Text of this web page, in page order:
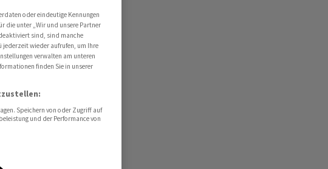
oder eindeutige Kennungen
die unter „Wir und unsere Partner
sind, sind manche
jederzeit wieder aufrufen, um Ihre
verwalten am unteren
finden Sie in unserer
Speichern von oder Zugriff auf
und der Performance von